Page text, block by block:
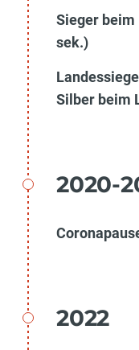
Sieger beim
sek.)
Silber beim
2020-
2022